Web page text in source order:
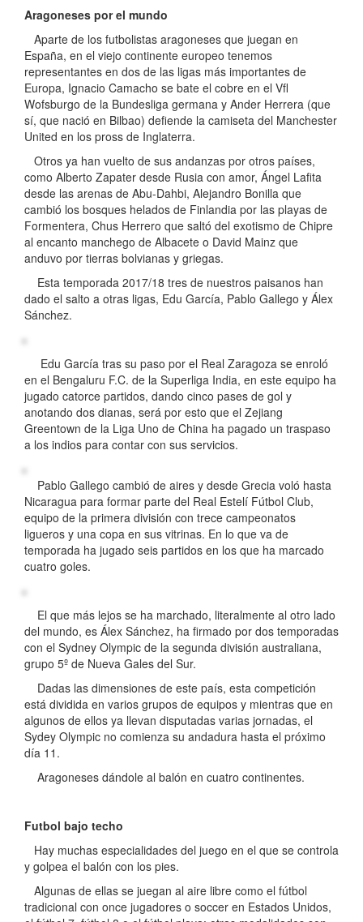
Aragoneses por el mundo
Aparte de los futbolistas aragoneses que juegan en
España, en el viejo continente europeo tenemos
representantes en dos de las ligas más importantes de
Europa, Ignacio Camacho se bate el cobre en el Vfl
Wofsburgo de la Bundesliga germana y Ander Herrera (que
sí, que nació en Bilbao) defiende la camiseta del Manchester
United en los pross de Inglaterra.
Otros ya han vuelto de sus andanzas por otros países,
como Alberto Zapater desde Rusia con amor, Ángel Lafita
desde las arenas de Abu-Dahbi, Alejandro Bonilla que
cambió los bosques helados de Finlandia por las playas de
Formentera, Chus Herrero que saltó del exotismo de Chipre
al encanto manchego de Albacete o David Mainz que
anduvo por tierras bolvianas y griegas.
Esta temporada 2017/18 tres de nuestros paisanos han
dado el salto a otras ligas, Edu García, Pablo Gallego y Álex
Sánchez.
Edu García tras su paso por el Real Zaragoza se enroló
en el Bengaluru F.C. de la Superliga India, en este equipo ha
jugado catorce partidos, dando cinco pases de gol y
anotando dos dianas, será por esto que el Zejiang
Greentown de la Liga Uno de China ha pagado un traspaso
a los indios para contar con sus servicios.
Pablo Gallego cambió de aires y desde Grecia voló hasta
Nicaragua para formar parte del Real Estelí Fútbol Club,
equipo de la primera división con trece campeonatos
ligueros y una copa en sus vitrinas. En lo que va de
temporada ha jugado seis partidos en los que ha marcado
cuatro goles.
El que más lejos se ha marchado, literalmente al otro lado
del mundo, es Álex Sánchez, ha firmado por dos temporadas
con el Sydney Olympic de la segunda división australiana,
grupo 5º de Nueva Gales del Sur.
Dadas las dimensiones de este país, esta competición
está dividida en varios grupos de equipos y mientras que en
algunos de ellos ya llevan disputadas varias jornadas, el
Sydey Olympic no comienza su andadura hasta el próximo
día 11.
Aragoneses dándole al balón en cuatro continentes.
Futbol bajo techo
Hay muchas especialidades del juego en el que se controla
y golpea el balón con los pies.
Algunas de ellas se juegan al aire libre como el fútbol
tradicional con once jugadores o soccer en Estados Unidos,